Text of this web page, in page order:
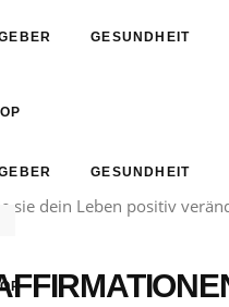
GESUNDHEIT
GESUNDHEIT